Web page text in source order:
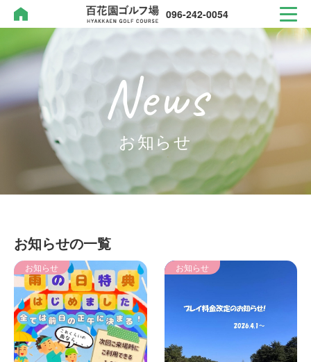
096-242-0054
TEL.096-242-0054
お知らせ
News
お知らせの一覧
お知らせ お知らせ